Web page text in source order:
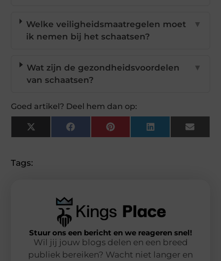
Welke veiligheidsmaatregelen moet
ik nemen bij het schaatsen?
▼
Wat zijn de gezondheidsvoordelen
van schaatsen?
▼
Goed artikel? Deel hem dan op:
X
(Twitter)
FacebookPinterestLinkedInEmail
Tags:
Stuur ons een bericht en we reageren snel!
Wil jij jouw blogs delen en een breed
publiek bereiken? Wacht niet langer en